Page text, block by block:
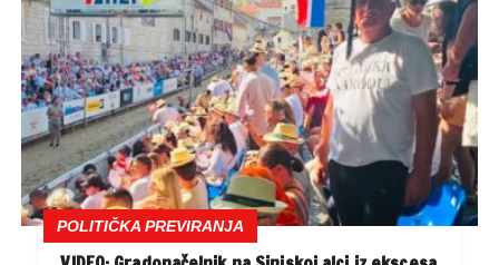
POLITIČKA PREVIRANJA